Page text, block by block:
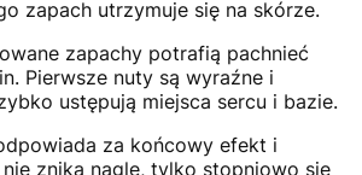
zapach utrzymuje się na skórze.
zapachy potrafią pachnieć
Pierwsze nuty są wyraźne i
ustępują miejsca sercu i bazie.
za końcowy efekt i
nie znika nagle, tylko stopniowo się